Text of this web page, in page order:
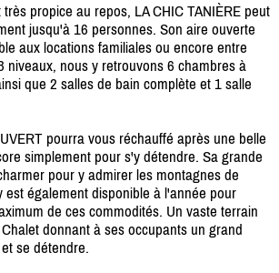
propice au repos, LA CHIC TANIÈRE peut
jusqu'à 16 personnes. Son aire ouverte
aux locations familiales ou encore entre
niveaux, nous y retrouvons 6 chambres à
que 2 salles de bain complète et 1 salle
pourra vous réchauffé après une belle
simplement pour s'y détendre. Sa grande
pour y admirer les montagnes de
est également disponible à l'année pour
de ces commodités. Un vaste terrain
donnant à ses occupants un grand
se détendre.